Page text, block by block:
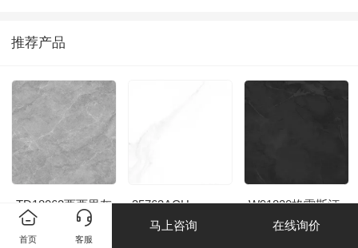
推荐产品
TD18062西西里灰 35763ACH
W91820格雷斯汀
首页 客服
马上咨询 在线询价